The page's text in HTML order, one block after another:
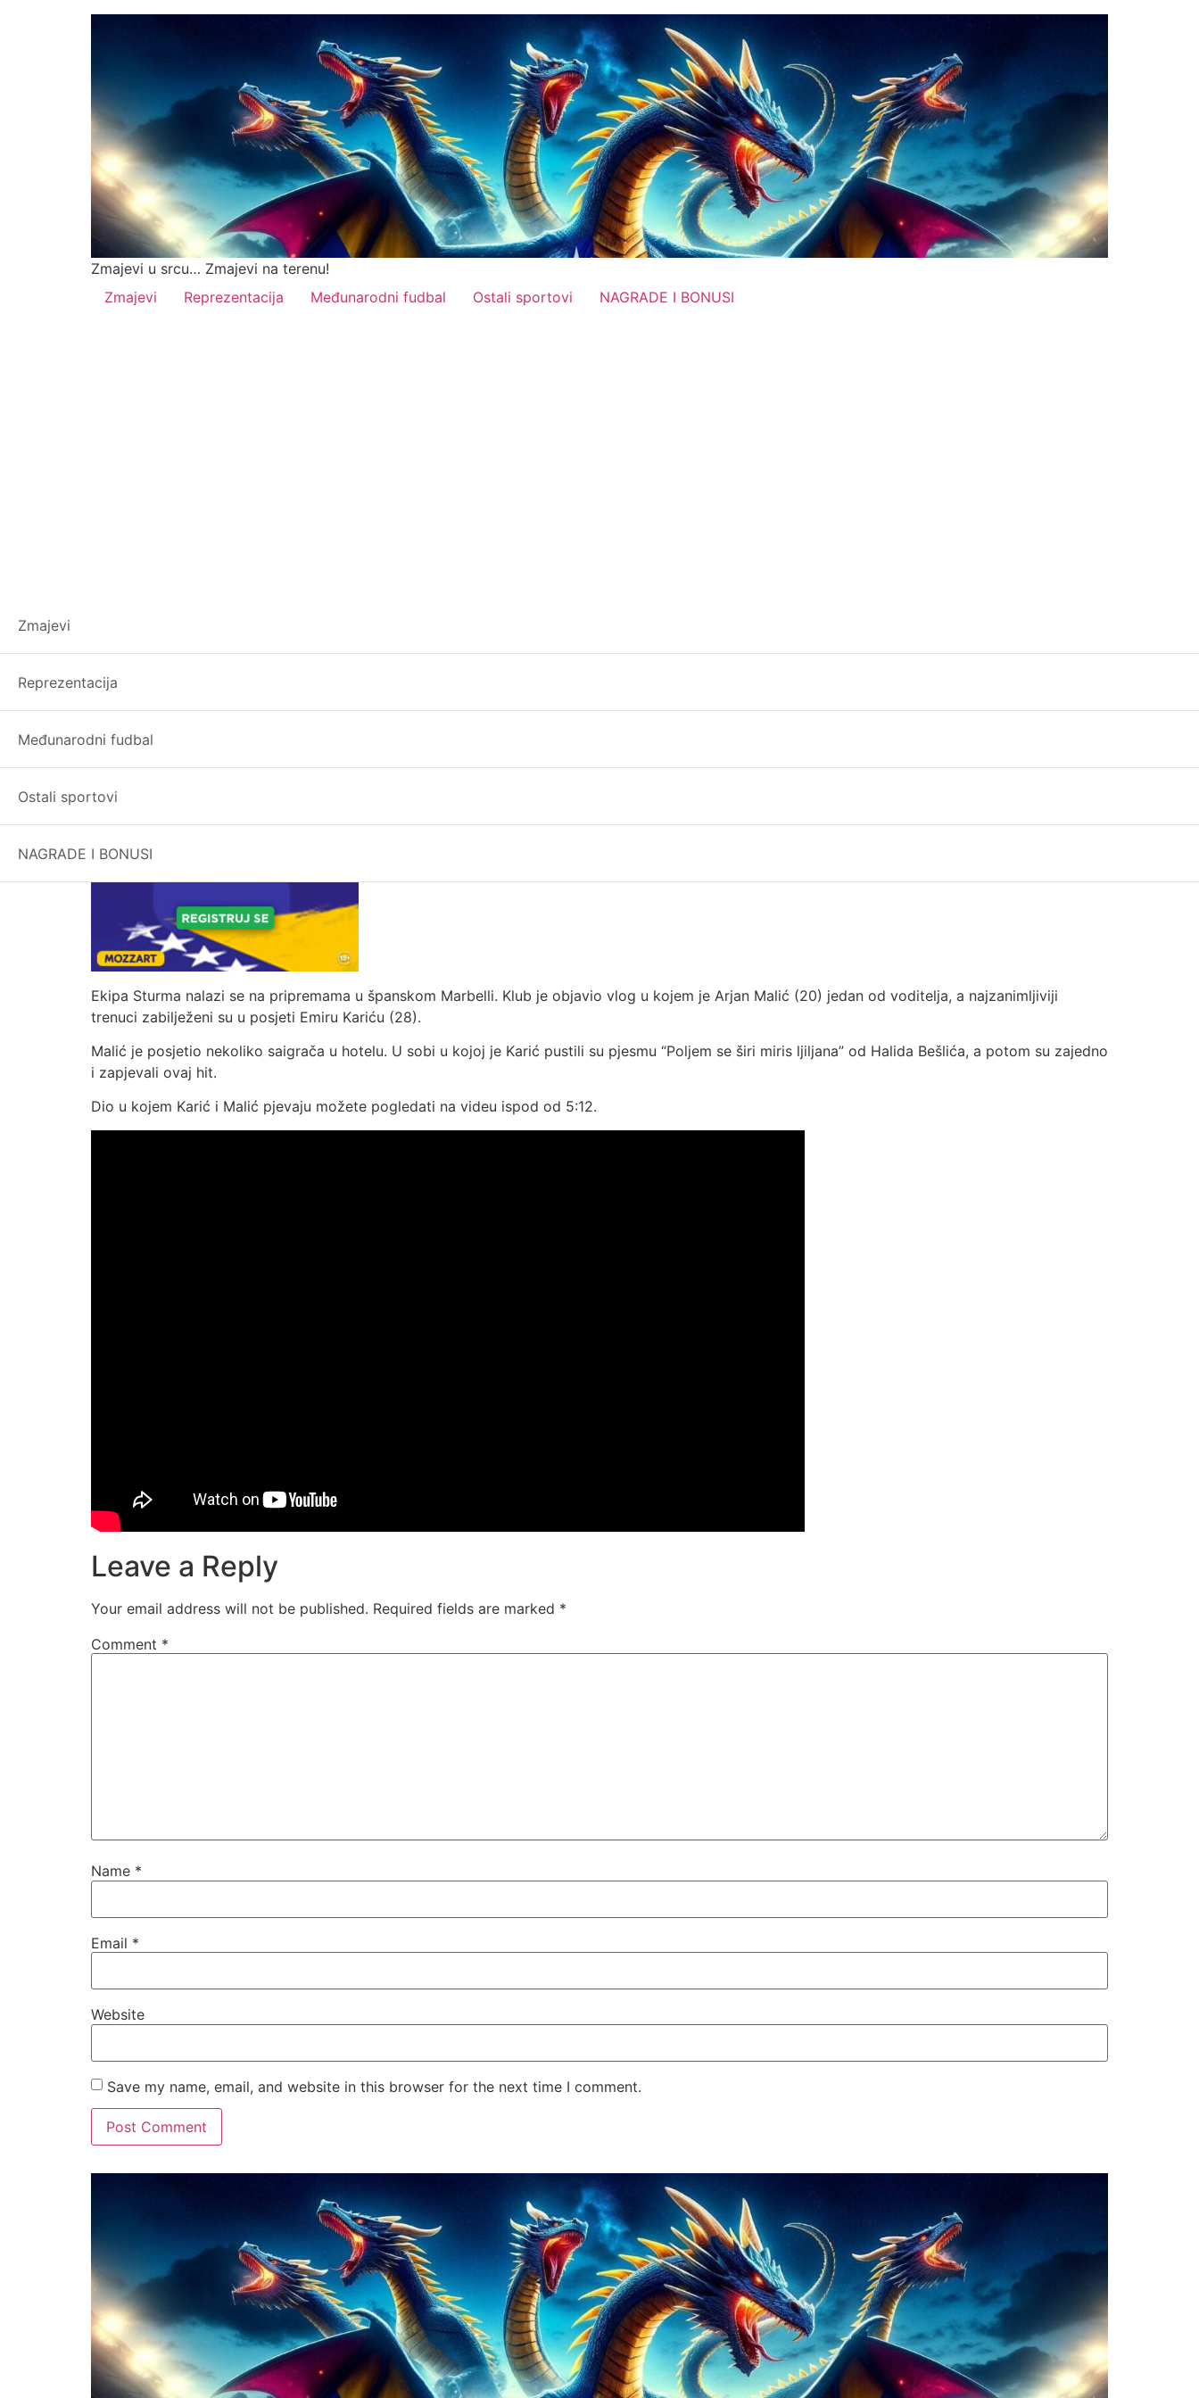
Zmajevi u srcu… Zmajevi na terenu!
Zmajevi
Reprezentacija Međunarodni fudbal Ostali sportovi NAGRADE I BONUSI
Zmajevi
Reprezentacija
Međunarodni fudbal
Ostali sportovi
NAGRADE I BONUSI
pjevaju “Ljiljane”
Ekipa Sturma nalazi se na pripremama u španskom Marbelli. Klub je objavio vlog u kojem je Arjan Malić (20) jedan od voditelja, a najzanimljiviji
trenuci zabilježeni su u posjeti Emiru Kariću (28).
Malić je posjetio nekoliko saigrača u hotelu. U sobi u kojoj je Karić pustili su pjesmu “Poljem se širi miris ljiljana” od Halida Bešlića, a potom su zajedno
i zapjevali ovaj hit.
Dio u kojem Karić i Malić pjevaju možete pogledati na videu ispod od 5:12.
Leave a Reply
Your email address will not be published. Required fields are marked *
Comment *
Name *
Email *
Website
Save my name, email, and website in this browser for the next time I comment.